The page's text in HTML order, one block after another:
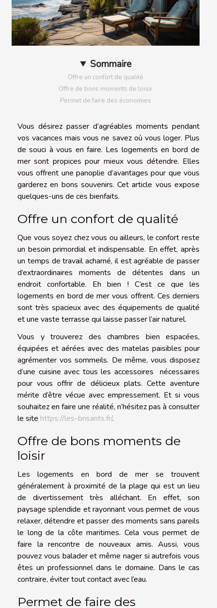
Sommaire
Offre un confort de qualité
Offre de bons moments de loisir
Permet de faire des économies
Vous désirez passer d’agréables moments pendant
vos vacances mais vous ne savez où vous loger. Plus
de souci à vous en faire. Les logements en bord de
mer sont propices pour mieux vous détendre. Elles
vous offrent une panoplie d’avantages pour que vous
garderez en bons souvenirs. Cet article vous expose
quelques-uns de ces bienfaits.
Offre un confort de qualité
Que vous soyez chez vous ou ailleurs, le confort reste
un besoin primordial et indispensable. En effet, après
un temps de travail acharné, il est agréable de passer
d’extraordinaires moments de détentes dans un
endroit confortable. Eh bien ! C’est ce que les
logements en bord de mer vous offrent. Ces derniers
sont très spacieux avec des équipements de qualité
et une vaste terrasse qui laisse passer l’air naturel.
Vous y trouverez des chambres bien espacées,
équipées et aérées avec des matelas paisibles pour
agrémenter vos sommeils. De même, vous disposez
d’une cuisine avec tous les accessoires nécessaires
pour vous offrir de délicieux plats. Cette aventure
mérite d’être vécue avec empressement. Et si vous
souhaitez en faire une réalité, n’hésitez pas à consulter
le site https://les-brisants.fr/.
Offre de bons moments de
loisir
Les logements en bord de mer se trouvent
généralement à proximité de la plage qui est un lieu
de divertissement très alléchant. En effet, son
paysage splendide et rayonnant vous permet de vous
relaxer, détendre et passer des moments sans pareils
le long de la côte maritimes. Cela vous permet de
faire la rencontre de nouveaux amis. Aussi, vous
pouvez vous balader et même nager si autrefois vous
êtes un professionnel dans le domaine. Dans le cas
contraire, éviter tout contact avec l’eau.
Permet de faire des